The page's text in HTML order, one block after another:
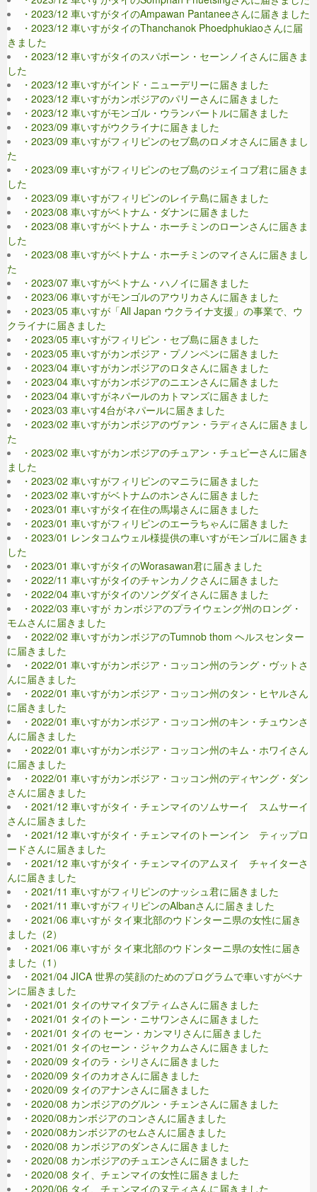
・2023/12 車いすがタイのAmpawan Pantaneeさんに届きました
・2023/12 車いすがタイのThanchanok Phoedphukiaoさんに届
きました
・2023/12 車いすがタイのスパポーン・セーンノイさんに届きま
した
・2023/12 車いすがインド・ニューデリーに届きました
・2023/12 車いすがカンボジアのパリーさんに届きました
・2023/12 車いすがモンゴル・ウランバートルに届きました
・2023/09 車いすがウクライナに届きました
・2023/09 車いすがフィリピンのセブ島のロメオさんに届きまし
た
・2023/09 車いすがフィリピンのセブ島のジェイコブ君に届きま
した
・2023/09 車いすがフィリピンのレイテ島に届きました
・2023/08 車いすがベトナム・ダナンに届きました
・2023/08 車いすがベトナム・ホーチミンのローンさんに届きま
した
・2023/08 車いすがベトナム・ホーチミンのマイさんに届きまし
た
・2023/07 車いすがベトナム・ハノイに届きました
・2023/06 車いすがモンゴルのアウリカさんに届きました
・2023/05 車いすが「All Japan ウクライナ支援」の事業で、ウ
クライナに届きました
・2023/05 車いすがフィリピン・セブ島に届きました
・2023/05 車いすがカンボジア・プノンペンに届きました
・2023/04 車いすがカンボジアのロタさんに届きました
・2023/04 車いすがカンボジアのニエンさんに届きました
・2023/04 車いすがネパールのカトマンズに届きました
・2023/03 車いす4台がネパールに届きました
・2023/02 車いすがカンボジアのヴァン・ラディさんに届きまし
た
・2023/02 車いすがカンボジアのチュアン・チュピーさんに届き
ました
・2023/02 車いすがフィリピンのマニラに届きました
・2023/02 車いすがベトナムのホンさんに届きました
・2023/01 車いすがタイ在住の馬場さんに届きました
・2023/01 車いすがフィリピンのエーラちゃんに届きました
・2023/01 レンタコムウェル様提供の車いすがモンゴルに届きま
した
・2023/01 車いすがタイのWorasawan君に届きました
・2022/11 車いすがタイのチャンカノクさんに届きました
・2022/04 車いすがタイのソングダイさんに届きました
・2022/03 車いすが カンボジアのプライウェング州のロング・
モムさんに届きました
・2022/02 車いすがカンボジアのTumnob thom ヘルスセンター
に届きました
・2022/01 車いすがカンボジア・コッコン州のラング・ヴットさ
んに届きました
・2022/01 車いすがカンボジア・コッコン州のタン・ヒヤルさん
に届きました
・2022/01 車いすがカンボジア・コッコン州のキン・チュウンさ
んに届きました
・2022/01 車いすがカンボジア・コッコン州のキム・ホワイさん
に届きました
・2022/01 車いすがカンボジア・コッコン州のディヤング・ダン
さんに届きました
・2021/12 車いすがタイ・チェンマイのソムサーイ スムサーイ
さんに届きました
・2021/12 車いすがタイ・チェンマイのトーンイン ティップロ
ードさんに届きました
・2021/12 車いすがタイ・チェンマイのアムヌイ チャイターさ
んに届きました
・2021/11 車いすがフィリピンのナッシュ君に届きました
・2021/11 車いすがフィリピンのAlbanさんに届きました
・2021/06 車いすが タイ東北部のウドンターニ県の女性に届き
ました（2）
・2021/06 車いすが タイ東北部のウドンターニ県の女性に届き
ました（1）
・2021/04 JICA 世界の笑顔のためのプログラムで車いすがベナ
ンに届きました
・2021/01 タイのサマイタプティムさんに届きました
・2021/01 タイのトーン・ニサワンさんに届きました
・2021/01 タイの セーン・カンマリさんに届きました
・2021/01 タイのセーン・ジャクカムさんに届きました
・2020/09 タイのラ・シリさんに届きました
・2020/09 タイのカオさんに届きました
・2020/09 タイのアナンさんに届きました
・2020/08 カンボジアのグルン・チェンさんに届きました
・2020/08カンボジアのコンさんに届きました
・2020/08カンボジアのセムさんに届きました
・2020/08 カンボジアのダンさんに届きました
・2020/08 カンボジアのチュエンさんに届きました
・2020/08 タイ、チェンマイの女性に届きました
・2020/06 タイ、チェンマイのヌティさんに届きました